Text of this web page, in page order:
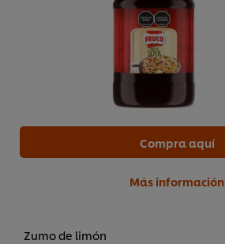
Compra aquí
Más información
Zumo de limón